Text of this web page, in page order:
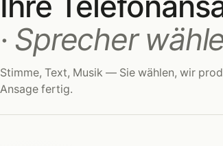
· Sprecher
Stimme, Text, Musik — Sie wählen, wir
Ansage fertig.